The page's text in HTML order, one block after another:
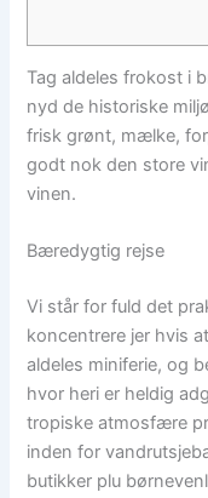
Tag aldeles frokost i
nyd de historiske
frisk grønt, mælke,
godt nok den store
vinen.
Bæredygtig rejse
Vi står for fuld det
koncentrere jer hvis
aldeles miniferie, og
hvor heri er heldig
tropiske atmosfære
inden for
butikker plu